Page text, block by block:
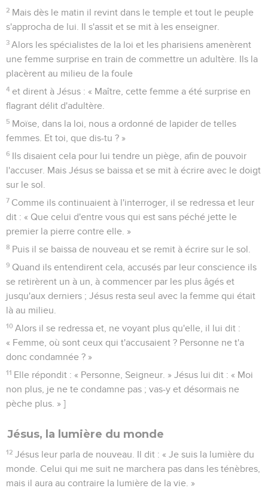
2 Mais dès le matin il revint dans le temple et tout le peuple
s'approcha de lui. Il s'assit et se mit à les enseigner.
3 Alors les spécialistes de la loi et les pharisiens amenèrent
une femme surprise en train de commettre un adultère. Ils la
placèrent au milieu de la foule
4 et dirent à Jésus : « Maître, cette femme a été surprise en
flagrant délit d'adultère.
5 Moïse, dans la loi, nous a ordonné de lapider de telles
femmes. Et toi, que dis-tu ? »
6 Ils disaient cela pour lui tendre un piège, afin de pouvoir
l'accuser. Mais Jésus se baissa et se mit à écrire avec le doigt
sur le sol.
7 Comme ils continuaient à l'interroger, il se redressa et leur
dit : « Que celui d'entre vous qui est sans péché jette le
premier la pierre contre elle. »
8 Puis il se baissa de nouveau et se remit à écrire sur le sol.
9 Quand ils entendirent cela, accusés par leur conscience ils
se retirèrent un à un, à commencer par les plus âgés et
jusqu'aux derniers ; Jésus resta seul avec la femme qui était
là au milieu.
10 Alors il se redressa et, ne voyant plus qu'elle, il lui dit :
« Femme, où sont ceux qui t'accusaient ? Personne ne t'a
donc condamnée ? »
11 Elle répondit : « Personne, Seigneur. » Jésus lui dit : « Moi
non plus, je ne te condamne pas ; vas-y et désormais ne
pèche plus. » ]
Jésus, la lumière du monde
12 Jésus leur parla de nouveau. Il dit : « Je suis la lumière du
monde. Celui qui me suit ne marchera pas dans les ténèbres,
mais il aura au contraire la lumière de la vie. »